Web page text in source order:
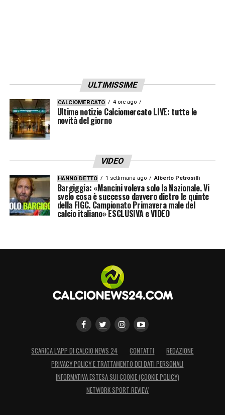
ULTIMISSIME
CALCIOMERCATO 4 ore ago
Ultime notizie Calciomercato LIVE: tutte le
novità del giorno
VIDEO
HANNO DETTO 1 settimana ago Alberto Petrosilli
Bargiggia: «Mancini voleva solo la Nazionale. Vi
svelo cosa è successo davvero dietro le quinte
della FIGC. Campionato Primavera male del
calcio italiano» ESCLUSIVA e VIDEO
SCARICA L’APP DI CALCIO NEWS 24 CONTATTI
REDAZIONE
PRIVACY POLICY E TRATTAMENTO DEI DATI PERSONALI
INFORMATIVA ESTESA SUI COOKIE (COOKIE POLICY)
NETWORK SPORT REVIEW